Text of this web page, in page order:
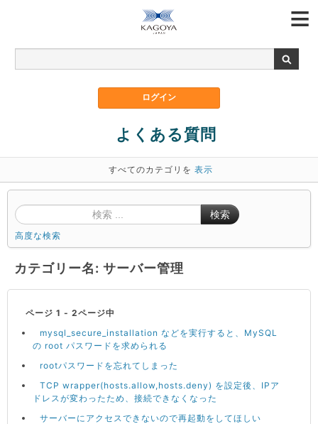
よくある質問
すべてのカテゴリを 表示
検索
高度な検索
カテゴリー名: サーバー管理
ページ 1 - 2ページ中
mysql_secure_installation などを実行すると、MySQL
の root パスワードを求められる
rootパスワードを忘れてしまった
TCP wrapper(hosts.allow,hosts.deny) を設定後、IPア
ドレスが変わったため、接続できなくなった
サーバーにアクセスできないので再起動をしてほしい